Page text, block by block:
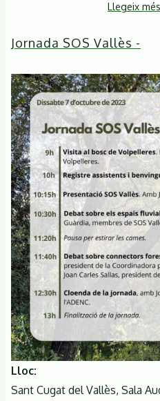
Llegeix més
Jornada SOS Vallès -
Lloc
Sant Cugat del Vallès, Sala